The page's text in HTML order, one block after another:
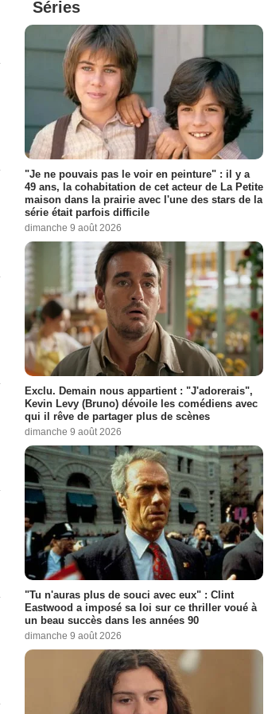
Séries
"Je ne pouvais pas le voir en peinture" : il y a
49 ans, la cohabitation de cet acteur de La Petite
maison dans la prairie avec l'une des stars de la
série était parfois difficile
dimanche 9 août 2026
Exclu. Demain nous appartient : "J'adorerais",
Kevin Levy (Bruno) dévoile les comédiens avec
qui il rêve de partager plus de scènes
dimanche 9 août 2026
"Tu n'auras plus de souci avec eux" : Clint
Eastwood a imposé sa loi sur ce thriller voué à
un beau succès dans les années 90
dimanche 9 août 2026